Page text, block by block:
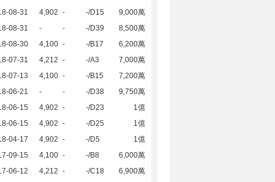
08-31
4,902 - -/D15
9,000萬
08-31
- - -/D39
8,500萬
08-30
4,100 - -/B17
6,200萬
07-31
4,212 - -/A3
7,000萬
07-13
4,100 - -/B15
7,200萬
06-21
- - -/D38
9,750萬
06-15
4,902 - -/D23
1億
06-15
4,902 - -/D25
1億
04-17
4,902 - -/D5
1億
09-15
4,100 - -/B8
6,000萬
06-12
4,212 - -/C18
6,900萬